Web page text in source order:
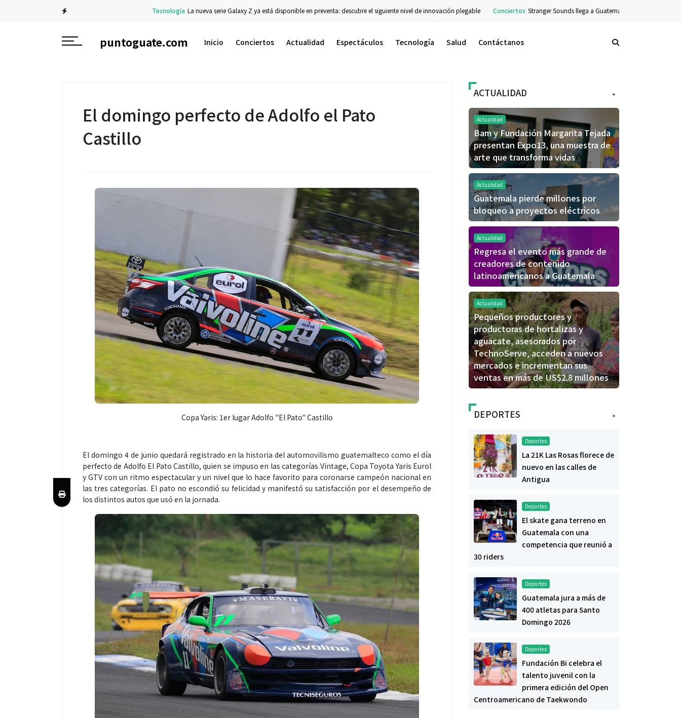
La nueva serie Galaxy Z ya está disponible en preventa: descubre el siguiente nivel de innovación plegable Conciertos Stranger Sounds llega a Guatemala con concierto sinfónico en el
puntoguate.com Inicio Conciertos Actualidad Espectáculos Tecnología Salud Contáctanos
El domingo perfecto de Adolfo el Pato
Castillo
Copa Yaris: 1er lugar Adolfo "El Pato" Castillo
El domingo 4 de junio quedará registrado en la historia del automovilismo guatemalteco como el día
perfecto de Adolfo El Pato Castillo, quien se impuso en las categorías Vintage, Copa Toyota Yaris Eurol
y GTV con un ritmo espectacular y un nivel que lo hace favorito para coronarse campeón nacional en
las tres categorías. El pato no escondió su felicidad y manifestó su satisfacción por el desempeño de
los distintos autos que usó en la jornada.
+
ACTUALIDAD
Actualidad
Bam y Fundación Margarita Tejada
presentan Expo13, una muestra de
arte que transforma vidas
Actualidad
Guatemala pierde millones por
bloqueo a proyectos eléctricos
Actualidad
Regresa el evento más grande de
creadores de contenido
latinoamericanos a Guatemala
Actualidad
Pequeños productores y
productoras de hortalizas y
aguacate, asesorados por
TechnoServe, acceden a nuevos
mercados e incrementan sus
ventas en más de US$2.8 millones
+
DEPORTES
Deportes
La 21K Las Rosas florece de
nuevo en las calles de
Antigua
Deportes
El skate gana terreno en
Guatemala con una
competencia que reunió a
30 riders
Deportes
Guatemala jura a más de
400 atletas para Santo
Domingo 2026
Deportes
Fundación Bi celebra el
talento juvenil con la
primera edición del Open
Centroamericano de Taekwondo